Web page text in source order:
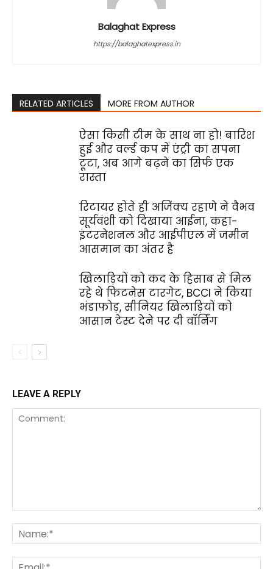
Balaghat Express
https://balaghatexpress.in
RELATED ARTICLES MORE FROM AUTHOR
ऐसा किसी टीम के साथ ना हो! बारिश
हुई और वर्ल्ड कप में एंट्री का सपना
टूटा, अब आगे बढ़ने का सिर्फ एक
रास्ता
रिटायर होते ही अजिंक्य रहाणे ने वैभव
सूर्यवंशी को दिखाया आईना, कहा-
इंटरनेशनल और आईपीएल में जमीन
आसमान का अंतर है
खिलाड़ियों को कद के हिसाब से मिल
रहे थे फिटनेस टारगेट, BCCI ने किया
भंडाफोड़, सीनियर खिलाड़ियों को
आसान टेस्ट देने पर दी वॉर्निंग
LEAVE A REPLY